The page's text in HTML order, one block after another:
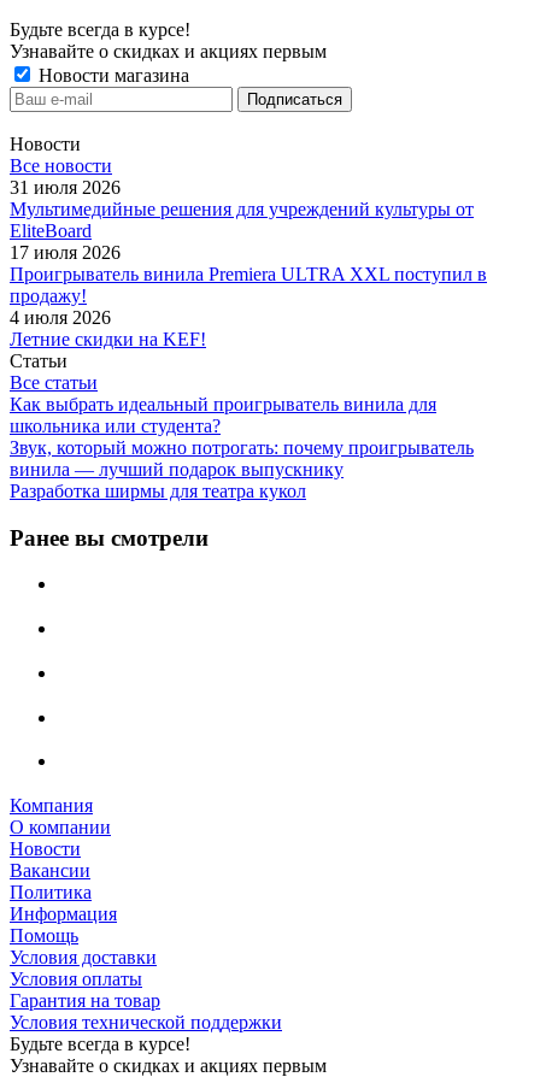
Будьте всегда в курсе!
Узнавайте о скидках и акциях первым
Новости магазина
Новости
Все новости
31 июля 2026
Мультимедийные решения для учреждений культуры от
EliteBoard
17 июля 2026
Проигрыватель винила Premiera ULTRA XXL поступил в
продажу!
4 июля 2026
Летние скидки на KEF!
Статьи
Все статьи
Как выбрать идеальный проигрыватель винила для
школьника или студента?
Звук, который можно потрогать: почему проигрыватель
винила — лучший подарок выпускнику
Разработка ширмы для театра кукол
Ранее вы смотрели
Компания
О компании
Новости
Вакансии
Политика
Информация
Помощь
Условия доставки
Условия оплаты
Гарантия на товар
Условия технической поддержки
Будьте всегда в курсе!
Узнавайте о скидках и акциях первым